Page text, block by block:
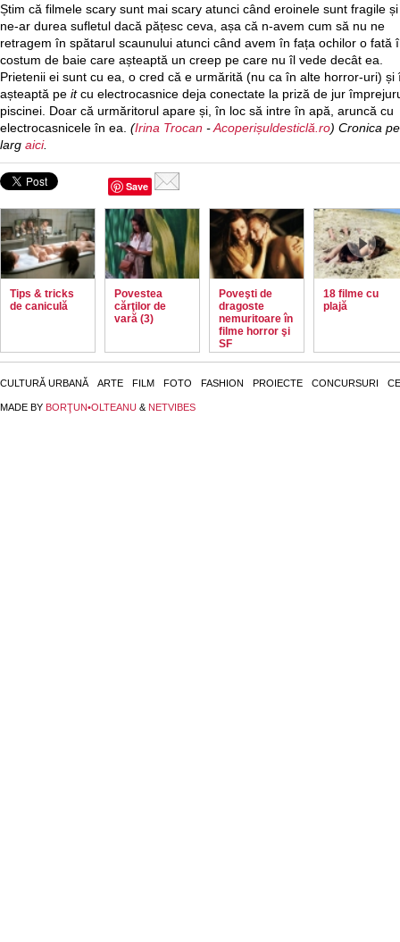
Știm că filmele scary sunt mai scary atunci când eroinele sunt fragile și
ne-ar durea sufletul dacă pățesc ceva, așa că n-avem cum să nu ne
retragem în spătarul scaunului atunci când avem în fața ochilor o fată
costum de baie care așteaptă un creep pe care nu îl vede decât ea.
Prietenii ei sunt cu ea, o cred că e urmărită (nu ca în alte horror-uri) și
așteaptă pe itcu electrocasnice deja conectate la priză de jur
piscinei. Doar că urmăritorul apare și, în loc să intre în apă, aruncă cu
electrocasnicele în ea. (Irina Trocan -Acoperișuldesticlă.ro) Cronica pe
larg aici.
Save
Tips & tricks
de caniculă
Povestea
cărţilor de
vară (3)
Poveşti de
dragoste
nemuritoare în
filme horror şi
SF
18 filme cu
plajă
CULTURĂ URBANĂ ARTE FILM FOTO FASHION PROIECTE CONCURSURI
MADE BY BORŢUN•OLTEANU & NETVIBES